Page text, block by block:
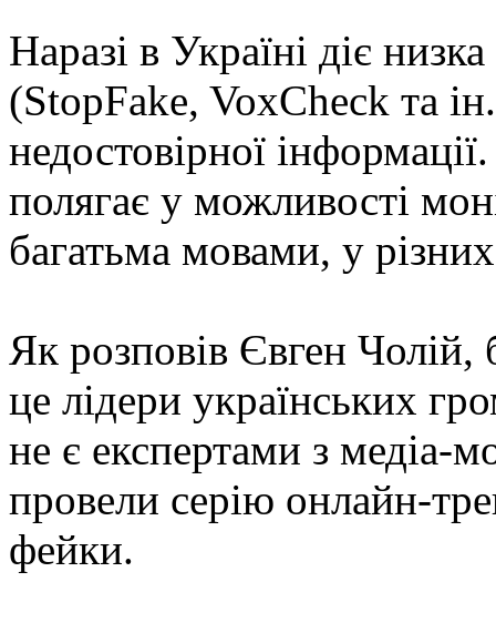
Наразі в Україні діє
(StopFake, VoxCheck та
недостовірної
полягає у можливості
багатьма мовами, у
Як розповів Євген Чолій,
це лідери українських
не є експертами з медіа-
провели серію онлайн-
фейки.